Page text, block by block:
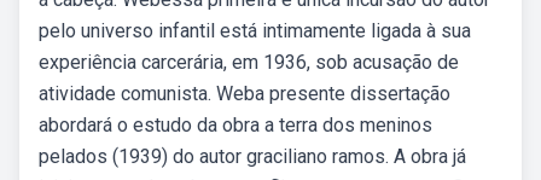
pelo universo infantil está intimamente ligada à sua
experiência carcerária, em 1936, sob acusação de
atividade comunista. Weba presente dissertação
abordará o estudo da obra a terra dos meninos
pelados (1939) do autor graciliano ramos. A obra já